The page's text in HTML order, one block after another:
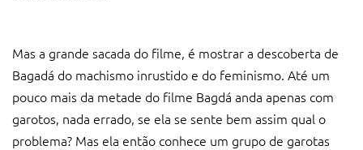
Mas a grande sacada do filme, é mostrar a descoberta de
Bagadá do machismo inrustido e do feminismo. Até um
pouco mais da metade do filme Bagdá anda apenas com
garotos, nada errado, se ela se sente bem assim qual o
problema? Mas ela então conhece um grupo de garotas